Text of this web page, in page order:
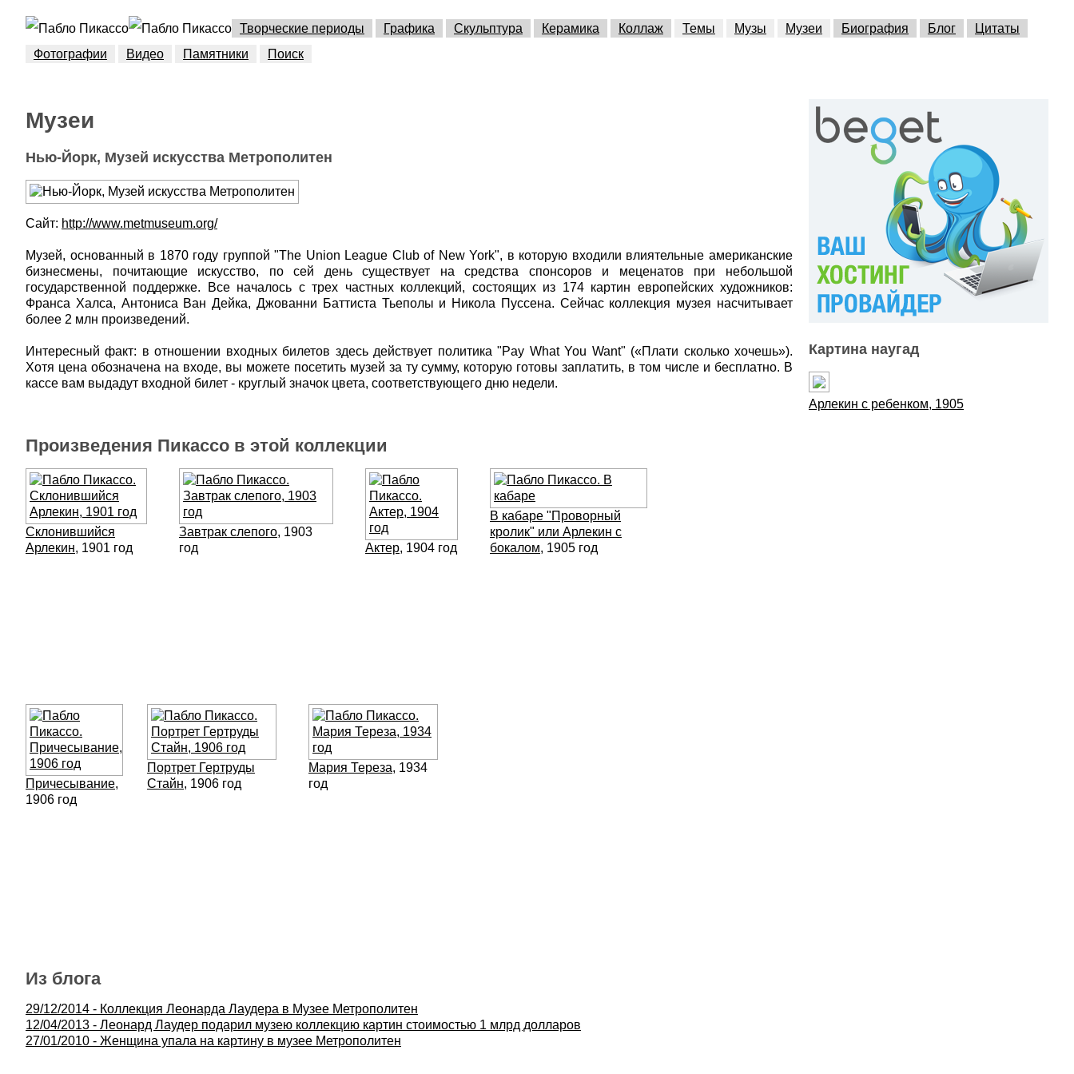
Творческие периоды Графика Скульптура Керамика Коллаж Темы Музы Музеи Биография Блог
Цитаты
Фотографии
Видео Памятники Поиск
Музеи
Нью-Йорк, Музей искусства Метрополитен
Сайт: http://www.metmuseum.org/
Музей, основанный в 1870 году группой "The Union League Club of New York", в которую входили влиятельные американские
бизнесмены, почитающие искусство, по сей день существует на средства спонсоров и меценатов при небольшой
государственной поддержке. Все началось с трех частных коллекций, состоящих из 174 картин европейских художников:
Франса Халса, Антониса Ван Дейка, Джованни Баттиста Тьеполы и Никола Пуссена. Сейчас коллекция музея насчитывает
более 2 млн произведений.
Интересный факт: в отношении входных билетов здесь действует политика "Pay What You Want" («Плати сколько хочешь»).
Хотя цена обозначена на входе, вы можете посетить музей за ту сумму, которую готовы заплатить, в том числе и бесплатно. В
кассе вам выдадут входной билет - круглый значок цвета, соответствующего дню недели.
Произведения Пикассо в этой коллекции
Склонившийся
Арлекин, 1901 год
Завтрак слепого, 1903
год
Актер, 1904 год
В кабаре "Проворный
кролик" или Арлекин с
бокалом, 1905 год
Причесывание,
1906 год
Портрет Гертруды
Стайн, 1906 год
Мария Тереза, 1934
год
Из блога
29/12/2014 - Коллекция Леонарда Лаудера в Музее Метрополитен
12/04/2013 - Леонард Лаудер подарил музею коллекцию картин стоимостью 1 млрд долларов
27/01/2010 - Женщина упала на картину в музее Метрополитен
Картина наугад
Арлекин с ребенком, 1905